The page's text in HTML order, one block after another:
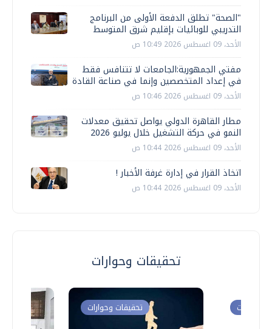
"الصحة" تطلق الدفعة الأولى من البرنامج
التدريبي للوبائيات بإقليم شرق المتوسط
الأحد، 09 اغسطس 2026 10:49 ص
مفتي الجمهورية:الجامعات لا تتنافس فقط
في إعداد المتخصصين وإنما في صناعة القادة
الأحد، 09 اغسطس 2026 10:46 ص
مطار القاهرة الدولي يواصل تحقيق معدلات
النمو في حركة التشغيل خلال يوليو 2026
الأحد، 09 اغسطس 2026 10:44 ص
اتخاذ القرار في إدارة غرفة الأخبار !
الأحد، 09 اغسطس 2026 10:44 ص
تحقيقات وحوارات
تحقيقات وحوارات وحوارات